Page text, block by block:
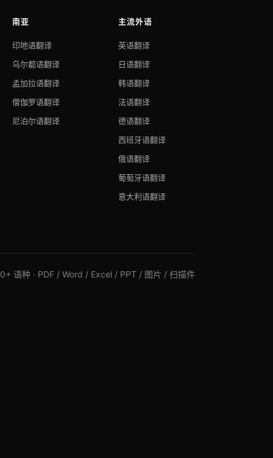
南亚
印地语翻译
乌尔都语翻译
孟加拉语翻译
僧伽罗语翻译
尼泊尔语翻译
主流外语
英语翻译
日语翻译
韩语翻译
法语翻译
德语翻译
西班牙语翻译
俄语翻译
葡萄牙语翻译
意大利语翻译
语种 · PDF / Word / Excel / PPT / 图片 / 扫描件